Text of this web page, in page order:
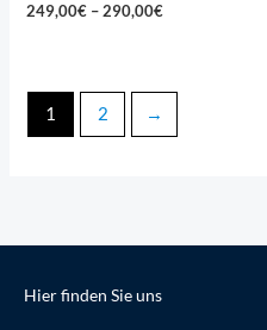
249,00€ –290,00€
1 2 →
Hier finden Sie uns